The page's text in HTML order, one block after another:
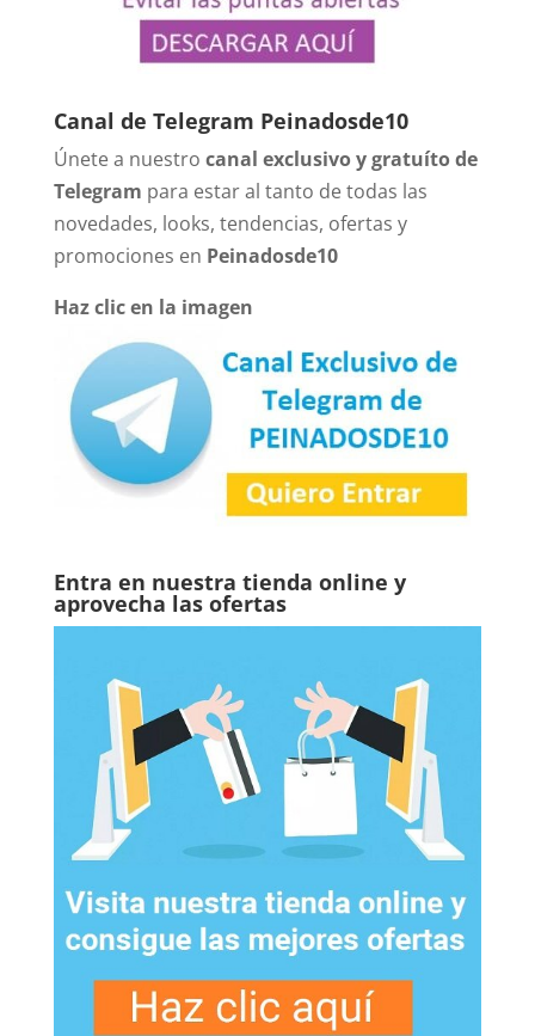
Canal de Telegram Peinadosde10
Únete a nuestro canal exclusivo y gratuíto de
Telegram para estar al tanto de todas las
novedades, looks, tendencias, ofertas y
promociones en Peinadosde10
Haz clic en la imagen
Entra en nuestra tienda online y
aprovecha las ofertas